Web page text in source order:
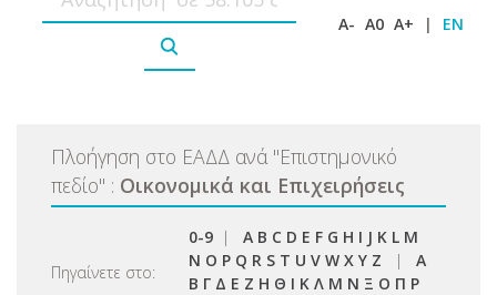
A- A0 A+ | EN
Πλοήγηση στο ΕΑΔΔ ανά "Επιστημονικό
πεδίο" : Οικονομικά και Επιχειρήσεις
Πηγαίνετε στο:
0-9 | A B C D E F G H I J K L M
N O P Q R S T U V W X Y Z | Α
Β Γ Δ Ε Ζ Η Θ Ι Κ Λ Μ Ν Ξ Ο Π Ρ